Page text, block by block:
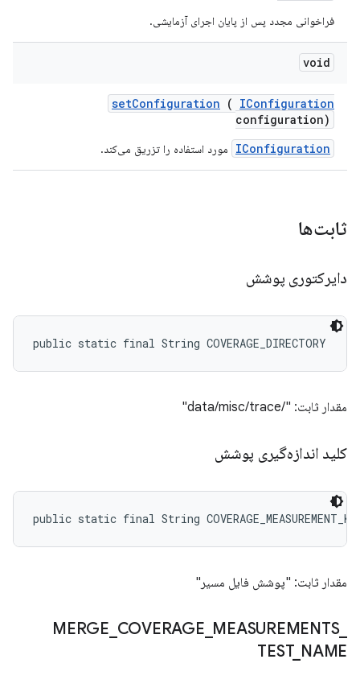
فراخوانی مجدد پس از پایان اجرای آزمایشی.
void
setConfiguration ( IConfiguration
configuration)
IConfiguration
مورد استفاده را تزریق می‌کند.
ثابت‌ها
دایرکتوری پوشش
public static final String COVERAGE_DIRECTORY
مقدار ثابت: "/data/misc/trace"
کلید اندازه‌گیری پوشش
public static final String
مقدار ثابت: "پوشش فایل مسیر"
MERGE COVERAGE MEASUREMENTS_
TEST_ NAME